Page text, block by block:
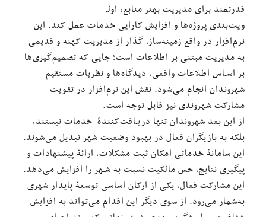
قدرتمند برای مدیریت بهتر منابع، اولـ
ویت‌بندی پروژه‌ها و افزایش کارایی خدمات عمل کند. این
نرم‌افزار در واقع زمینه‌ساز، گذار از مدیریت کهنه و قدیمی
به مدیریت مبتنی بر اطلاعات است؛ جایی که تصمیم‌گیری‌ها
بر اسـاس اطلاعات واقعی، دیدگاه‌ها و نظریات مستقیم
شهروندان انجام می‌شود. نقش این نرم‌افزار در تقویت
مشارکت شهروندی نیز قابل توجه است.
از این بعد شهروندان تنها دریـافت‌کنندهٔ ‌ خدمات نیستند،
بلکه به بازیگران فعال در بهبود وضعیت شهر تبدیل می‌شوند.
این سامانۀ خدماتی امکان ثبت مشکلات، ارائهٔ پیشنهادات و
پیگیری نتایج، حس مالکیت نسبت به شـهر را افزایش می‌دهد.
این مشارکت فعال، یکی از ارکان اساسی توسعهٔ پایدار شهری
به‌شمار می‌رود. از سوی دیگر این اقدام می‌تواند به افزایش